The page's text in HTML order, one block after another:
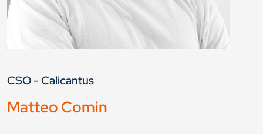
CSO - Calicantus
Matteo Comin